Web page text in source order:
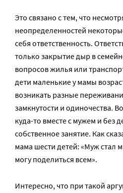
Это связано с тем, что
неопределенностей
себя ответственность.
только закрытие дыр в
вопросов жилья или
дети маленькие у мамы
возникать разные
замкнутости и одиночества.
куда-то вместе с мужем и без
собственное занятие. Как
мама шести детей: «Муж стал
могу поделиться всем».
Интересно, что при такой